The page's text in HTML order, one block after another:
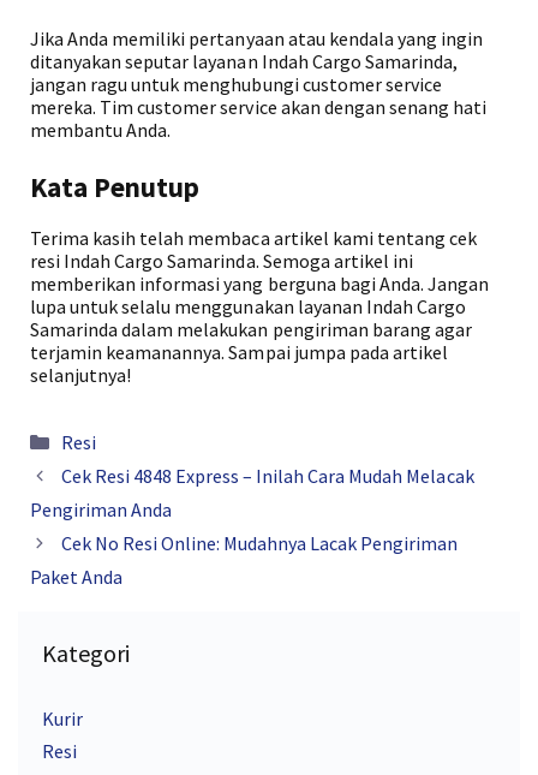
Jika Anda memiliki pertanyaan atau kendala yang ingin
ditanyakan seputar layanan Indah Cargo Samarinda,
jangan ragu untuk menghubungi customer service
mereka. Tim customer service akan dengan senang hati
membantu Anda.
Kata Penutup
Terima kasih telah membaca artikel kami tentang cek
resi Indah Cargo Samarinda. Semoga artikel ini
memberikan informasi yang berguna bagi Anda. Jangan
lupa untuk selalu menggunakan layanan Indah Cargo
Samarinda dalam melakukan pengiriman barang agar
terjamin keamanannya. Sampai jumpa pada artikel
selanjutnya!
Kategori
Resi
Cek Resi 4848 Express – Inilah Cara Mudah Melacak
Pengiriman Anda
Cek No Resi Online: Mudahnya Lacak Pengiriman
Paket Anda
Kategori
Kurir
Resi